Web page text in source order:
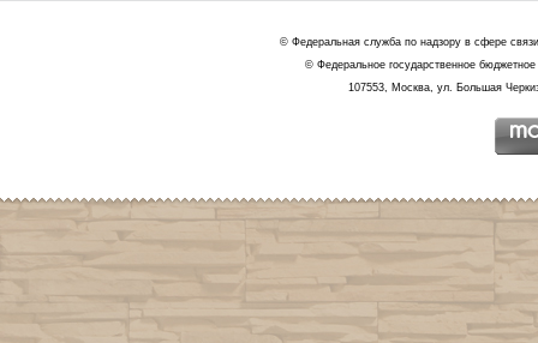
© Федеральная служба по надзору в сфере
© Федеральное государственное
107553, Москва, ул. Большая